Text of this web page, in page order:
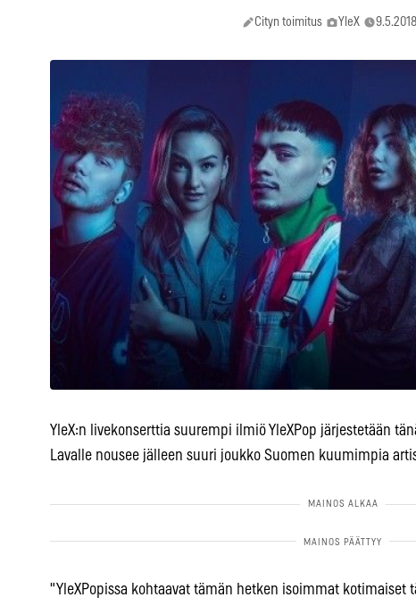
Cityn toimitus YleX
YleX:n livekonserttia suurempi ilmiö YleXPop järjestetään
Lavalle nousee jälleen suuri joukko Suomen kuumimpia
"YleXPopissa kohtaavat tämän hetken isoimmat